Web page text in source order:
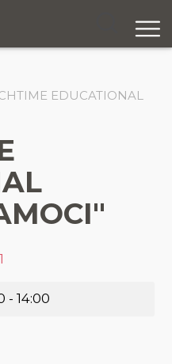
EDUCATIONAL
- 14:00